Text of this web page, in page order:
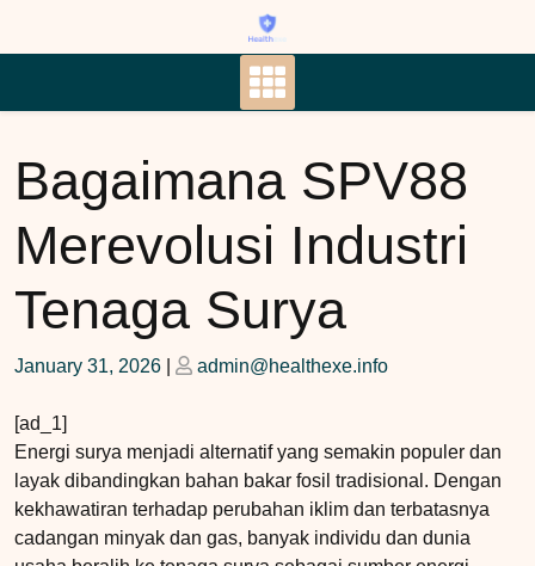
Bagaimana SPV88
Merevolusi Industri
Tenaga Surya
Posted
January 31, 2026
Posted
admin@healthexe.info
[ad_1]
Energi surya menjadi alternatif yang semakin populer dan
layak dibandingkan bahan bakar fosil tradisional. Dengan
kekhawatiran terhadap perubahan iklim dan terbatasnya
cadangan minyak dan gas, banyak individu dan dunia